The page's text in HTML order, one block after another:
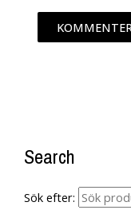
Search
Sök efter: